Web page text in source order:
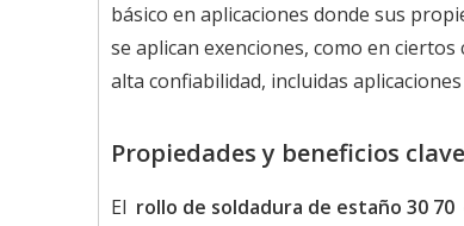
básico en aplicaciones donde sus
se aplican exenciones, como en
alta confiabilidad, incluidas aplicaciones
Propiedades y beneficios
El rollo de soldadura de estaño 30 70